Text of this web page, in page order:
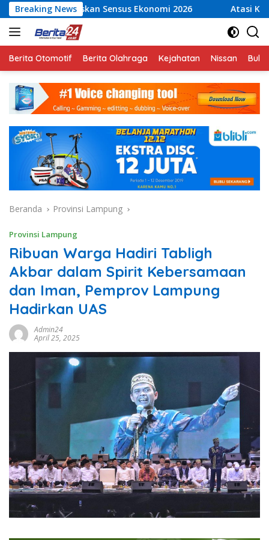
Langsung
ke
konten
Breaking News
Sensus Ekonomi 2026 Atasi Kelangkaan Air
Berita Otomotif Berita Olahraga Kejahatan Nissan
Beranda Provinsi Lampung
Provinsi Lampung
Ribuan Warga Hadiri Tabligh
Akbar dalam Spirit Kebersamaan
dan Iman, Pemprov Lampung
Hadirkan UAS
Admin24
April 25, 2025